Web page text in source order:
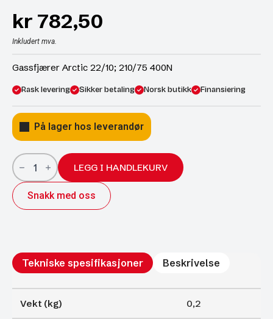
kr 782,50
Inkludert mva.
Gassfjærer Arctic 22/10; 210/75 400N
Rask levering Sikker betaling Norsk butikk Finansiering
På lager hos leverandør
Gassfjærer
Arctic
22/10;
210/75
400N
antall
LEGG I HANDLEKURV
Snakk med oss
Tekniske spesifikasjoner Beskrivelse
Vekt (kg) 0,2